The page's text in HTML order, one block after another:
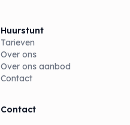
Huurstunt
Tarieven
Over ons
Over ons aanbod
Contact
Contact